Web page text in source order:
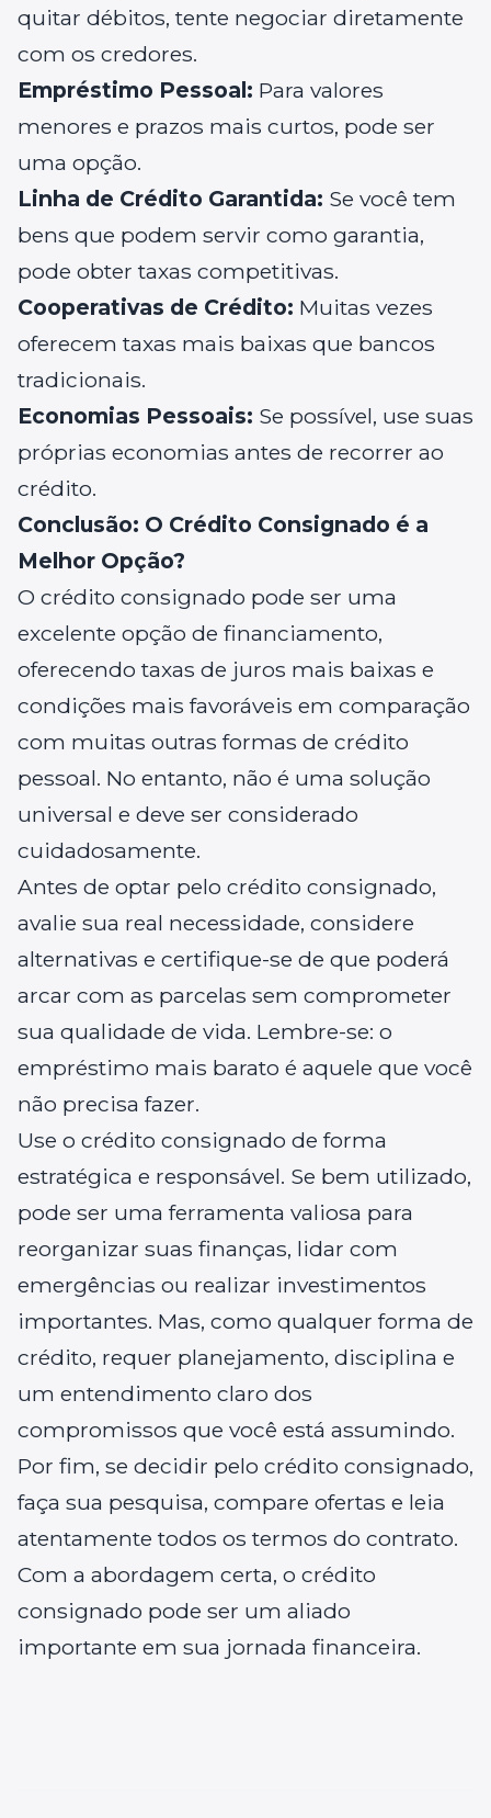
quitar débitos, tente negociar diretamente
com os credores.
Empréstimo Pessoal: Para valores
menores e prazos mais curtos, pode ser
uma opção.
Linha de Crédito Garantida: Se você tem
bens que podem servir como garantia,
pode obter taxas competitivas.
Cooperativas de Crédito: Muitas vezes
oferecem taxas mais baixas que bancos
tradicionais.
Economias Pessoais: Se possível, use suas
próprias economias antes de recorrer ao
crédito.
Conclusão: O Crédito Consignado é a
Melhor Opção?
O crédito consignado pode ser uma
excelente opção de financiamento,
oferecendo taxas de juros mais baixas e
condições mais favoráveis em comparação
com muitas outras formas de crédito
pessoal. No entanto, não é uma solução
universal e deve ser considerado
cuidadosamente.
Antes de optar pelo crédito consignado,
avalie sua real necessidade, considere
alternativas e certifique-se de que poderá
arcar com as parcelas sem comprometer
sua qualidade de vida. Lembre-se: o
empréstimo mais barato é aquele que você
não precisa fazer.
Use o crédito consignado de forma
estratégica e responsável. Se bem utilizado,
pode ser uma ferramenta valiosa para
reorganizar suas finanças, lidar com
emergências ou realizar investimentos
importantes. Mas, como qualquer forma de
crédito, requer planejamento, disciplina e
um entendimento claro dos
compromissos que você está assumindo.
Por fim, se decidir pelo crédito consignado,
faça sua pesquisa, compare ofertas e leia
atentamente todos os termos do contrato.
Com a abordagem certa, o crédito
consignado pode ser um aliado
importante em sua jornada financeira.